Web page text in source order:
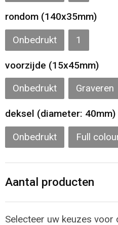
rondom (140x35mm)
Onbedrukt 1
voorzijde (15x45mm)
Onbedrukt Graveren
deksel (diameter: 40mm)
Onbedrukt Full
Aantal producten
Selecteer uw keuzes voor